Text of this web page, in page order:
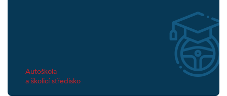
Autoškola
a školicí středisko